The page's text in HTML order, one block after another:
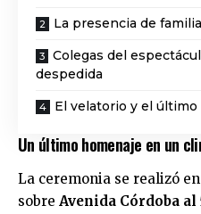
La presencia de
Colegas del
despedida
El velatorio y el
Un último homenaje en un
La ceremonia se realizó
sobre Avenida Córdoba al